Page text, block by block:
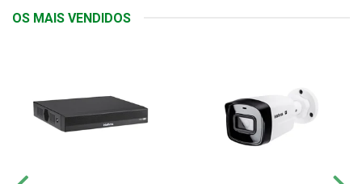
OS MAIS VENDIDOS